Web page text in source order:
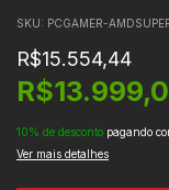
SKU: PCGAMER-
R$15.554,44
10% de desconto pagando
Ver mais detalhes